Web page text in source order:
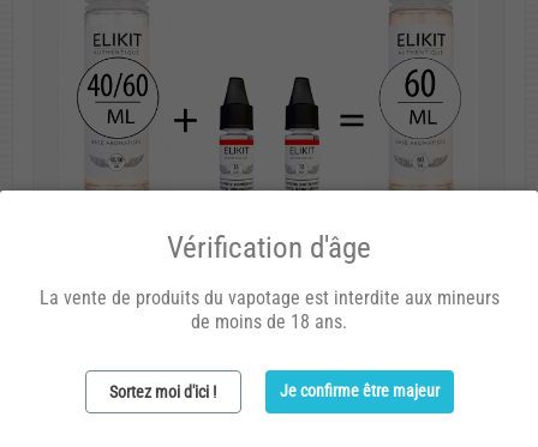
Vérification d'âge
La vente de produits du vapotage est interdite aux mineurs
de moins de 18 ans.
Sortez moi d'ici ! Je confirme être majeur